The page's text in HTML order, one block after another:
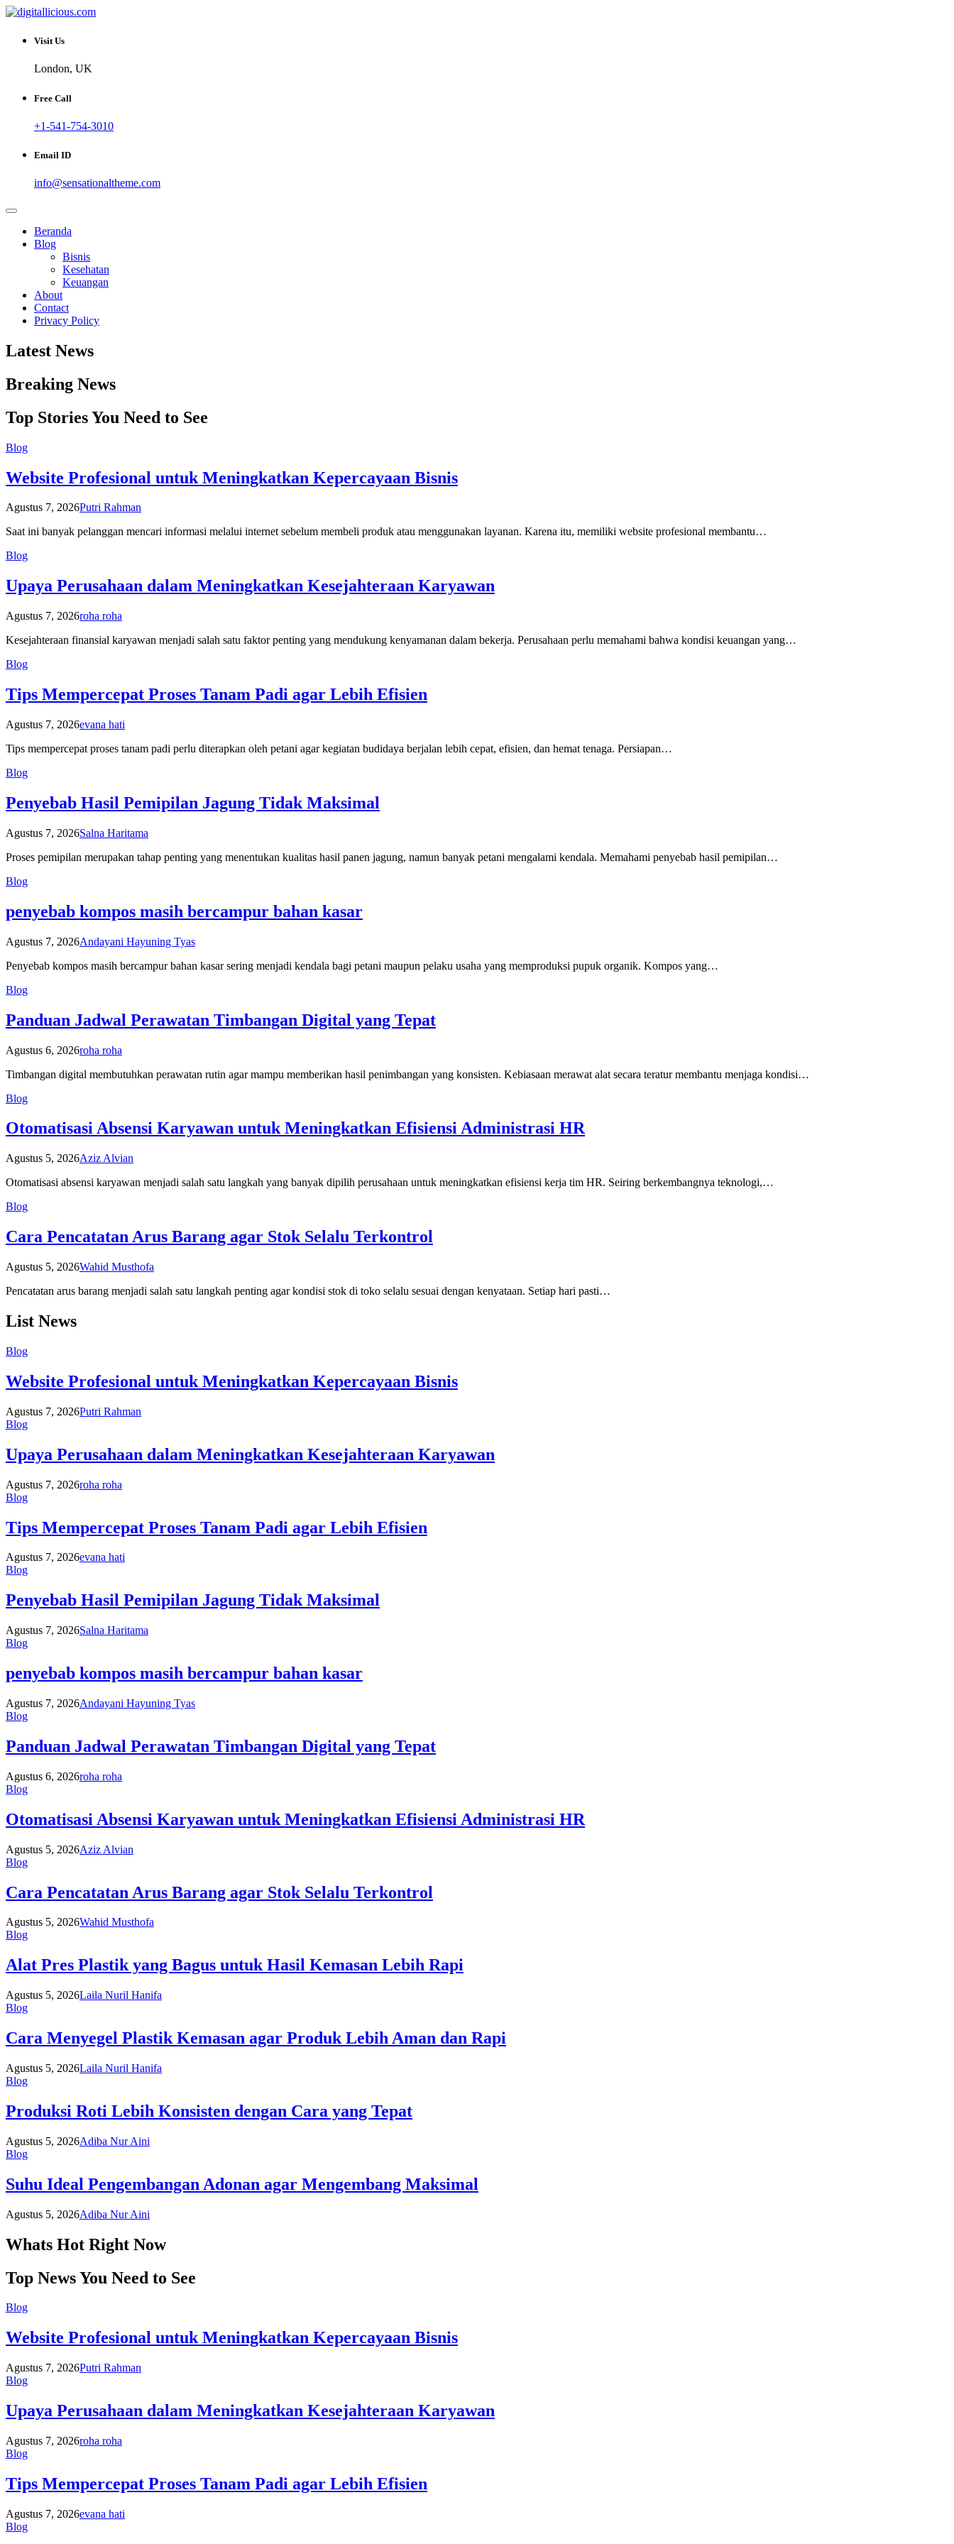
Skip
content
digitallicious.com
Sharing Digital Information
Visit Us
London, UK
Free Call
+1-541-754-3010
Email ID
info@sensationaltheme.com
Beranda
Blog
Bisnis
Kesehatan
Keuangan
About
Contact
Privacy Policy
Latest News
Breaking News
Top Stories You Need to See
Blog
Website Profesional untuk Meningkatkan Kepercayaan Bisnis
Agustus 7, 2026Putri Rahman
Saat ini banyak pelanggan mencari informasi melalui internet sebelum membeli produk atau menggunakan layanan. Karena itu, memiliki website profesional membantu…
Blog
Upaya Perusahaan dalam Meningkatkan Kesejahteraan Karyawan
Agustus 7, 2026roha roha
Kesejahteraan finansial karyawan menjadi salah satu faktor penting yang mendukung kenyamanan dalam bekerja. Perusahaan perlu memahami bahwa kondisi keuangan yang…
Blog
Tips Mempercepat Proses Tanam Padi agar Lebih Efisien
Agustus 7, 2026evana hati
Tips mempercepat proses tanam padi perlu diterapkan oleh petani agar kegiatan budidaya berjalan lebih cepat, efisien, dan hemat tenaga. Persiapan…
Blog
Penyebab Hasil Pemipilan Jagung Tidak Maksimal
Agustus 7, 2026Salna Haritama
Proses pemipilan merupakan tahap penting yang menentukan kualitas hasil panen jagung, namun banyak petani mengalami kendala. Memahami penyebab hasil pemipilan…
Blog
penyebab kompos masih bercampur bahan kasar
Agustus 7, 2026Andayani Hayuning Tyas
Penyebab kompos masih bercampur bahan kasar sering menjadi kendala bagi petani maupun pelaku usaha yang memproduksi pupuk organik. Kompos yang…
Blog
Panduan Jadwal Perawatan Timbangan Digital yang Tepat
Agustus 6, 2026roha roha
Timbangan digital membutuhkan perawatan rutin agar mampu memberikan hasil penimbangan yang konsisten. Kebiasaan merawat alat secara teratur membantu menjaga kondisi…
Blog
Otomatisasi Absensi Karyawan untuk Meningkatkan Efisiensi Administrasi HR
Agustus 5, 2026Aziz Alvian
Otomatisasi absensi karyawan menjadi salah satu langkah yang banyak dipilih perusahaan untuk meningkatkan efisiensi kerja tim HR. Seiring berkembangnya teknologi,…
Blog
Cara Pencatatan Arus Barang agar Stok Selalu Terkontrol
Agustus 5, 2026Wahid Musthofa
Pencatatan arus barang menjadi salah satu langkah penting agar kondisi stok di toko selalu sesuai dengan kenyataan. Setiap hari pasti…
List News
Blog
Website Profesional untuk Meningkatkan Kepercayaan Bisnis
Agustus 7, 2026Putri Rahman
Blog
Upaya Perusahaan dalam Meningkatkan Kesejahteraan Karyawan
Agustus 7, 2026roha roha
Blog
Tips Mempercepat Proses Tanam Padi agar Lebih Efisien
Agustus 7, 2026evana hati
Blog
Penyebab Hasil Pemipilan Jagung Tidak Maksimal
Agustus 7, 2026Salna Haritama
Blog
penyebab kompos masih bercampur bahan kasar
Agustus 7, 2026Andayani Hayuning Tyas
Blog
Panduan Jadwal Perawatan Timbangan Digital yang Tepat
Agustus 6, 2026roha roha
Blog
Otomatisasi Absensi Karyawan untuk Meningkatkan Efisiensi Administrasi HR
Agustus 5, 2026Aziz Alvian
Blog
Cara Pencatatan Arus Barang agar Stok Selalu Terkontrol
Agustus 5, 2026Wahid Musthofa
Blog
Alat Pres Plastik yang Bagus untuk Hasil Kemasan Lebih Rapi
Agustus 5, 2026Laila Nuril Hanifa
Blog
Cara Menyegel Plastik Kemasan agar Produk Lebih Aman dan Rapi
Agustus 5, 2026Laila Nuril Hanifa
Blog
Produksi Roti Lebih Konsisten dengan Cara yang Tepat
Agustus 5, 2026Adiba Nur Aini
Blog
Suhu Ideal Pengembangan Adonan agar Mengembang Maksimal
Agustus 5, 2026Adiba Nur Aini
Whats Hot Right Now
Top News You Need to See
Blog
Website Profesional untuk Meningkatkan Kepercayaan Bisnis
Agustus 7, 2026Putri Rahman
Blog
Upaya Perusahaan dalam Meningkatkan Kesejahteraan Karyawan
Agustus 7, 2026roha roha
Blog
Tips Mempercepat Proses Tanam Padi agar Lebih Efisien
Agustus 7, 2026evana hati
Blog